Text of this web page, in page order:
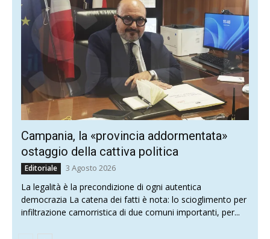
Campania, la «provincia addormentata»
ostaggio della cattiva politica
Editoriale 3 Agosto 2026
La legalità è la precondizione di ogni autentica
democrazia La catena dei fatti è nota: lo scioglimento per
infiltrazione camorristica di due comuni importanti, per...